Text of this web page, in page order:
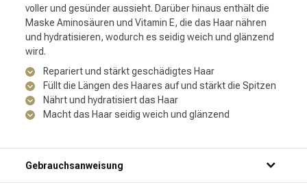
voller und gesünder aussieht. Darüber hinaus enthält die
Maske Aminosäuren und Vitamin E, die das Haar nähren
und hydratisieren, wodurch es seidig weich und glänzend
wird.
Repariert und stärkt geschädigtes Haar
Füllt die Längen des Haares auf und stärkt die Spitzen
Nährt und hydratisiert das Haar
Macht das Haar seidig weich und glänzend
Gebrauchsanweisung